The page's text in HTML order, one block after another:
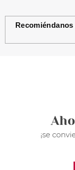
Recomiéndanos